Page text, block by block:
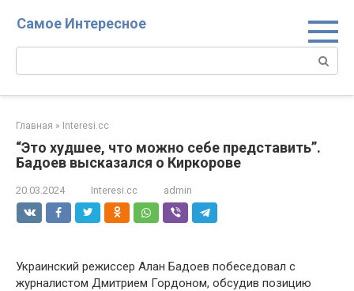
Самое Интересное
Поиск:
Главная » Interesi.cc
“Это худшее, что можно себе представить”.
Бадоев высказался о Киркорове
20.03.2024 Interesi.cc admin
Украинский режиссер Алан Бадоев побеседовал с
журналистом Дмитрием Гордоном, обсудив позицию